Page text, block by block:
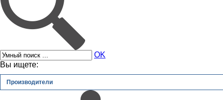
OK
Вы ищете:
Производители